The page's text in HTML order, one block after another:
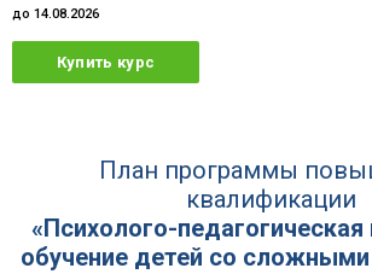
до 14.08.2026
Купить курс
План программы
квалификации
«Психолого-педагогическая
обучение детей со